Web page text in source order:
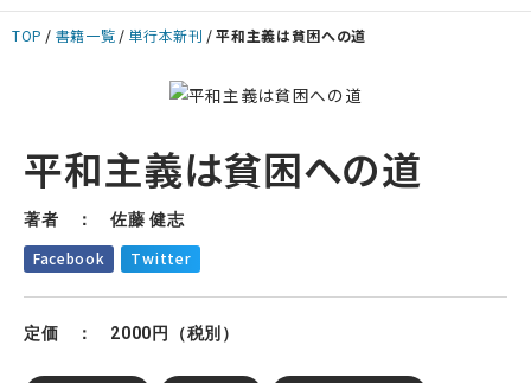
TOP 書籍一覧 単行本新刊 平和主義は貧困への道
平和主義は貧困への道
著者 ： 佐藤 健志
Facebook Twitter
定価 ： 2000円（税別）